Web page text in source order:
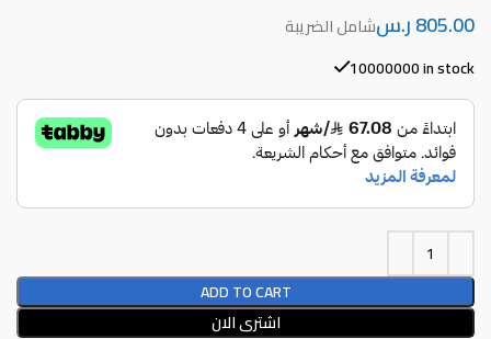
ر.س
10000000 in stock
ADD TO CART
اشترى الان